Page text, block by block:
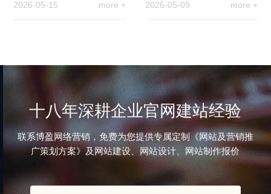
2026-05-15 more + 2026-05-09 more +
十八年深耕企业官网建站经验
联系博盈网络营销，免费为您提供专属定制《网站及营销推
广策划方案》及网站建设、网站设计、网站制作报价